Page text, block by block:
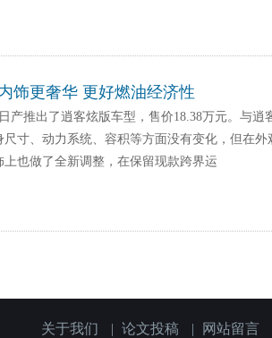
饰更奢华 更好燃油经济性
产推出了逍客炫版车型，售价18.38万元。与逍
尺寸、动力系统、容积等方面没有变化，但在
上也做了全新调整，在保留现款跨界运
关于我们 | 论文投稿 | 网站留言